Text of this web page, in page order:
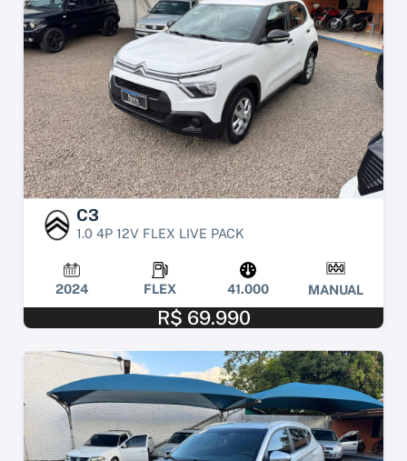
C3
1.0 4P 12V FLEX LIVE PACK
2024 FLEX 41.000 MANUAL
R$ 69.990